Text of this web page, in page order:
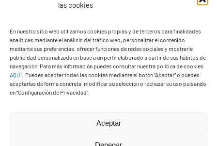
las cookies
En nuestro sitio web utilizamos cookies propias y de terceros para finalidades
analíticas mediante el análisis del tráfico web, personalizar el contenido
mediante sus preferencias, ofrecer funciones de redes sociales y mostrarle
publicidad personalizada en base a un perfil elaborado a partir de sus hábitos de
navegación. Para más información puedes consultar nuestra política de cookies
AQUÍ
Puedes aceptar todas las cookies mediante el botón “Aceptar” o puedes
aceptarlas de forma concreta, modificar su selección o rechazar su uso pulsando
en “Configuración de Privacidad”.
Aceptar
Ayuntamiento de Yaiza
Pza. de Los Remedios, 1
35570 – Yaiza
Tel:928 83 62 20